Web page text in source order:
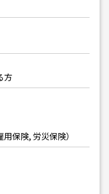
方
保険, 労災保険）